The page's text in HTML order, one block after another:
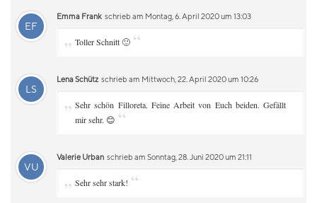
EF
Emma Frank schrieb am Montag, 6. April 2020 um 13:03
„ Toller Schnitt 🙂 “
LS
Lena Schütz schrieb am Mittwoch, 22. April 2020 um 10:26
„ Sehr schön Filloreta. Feine Arbeit von Euch beiden. Gefällt
mir sehr. 😊 “
VU
Valerie Urban schrieb am Sonntag, 28. Juni 2020 um 21:11
„ Sehr sehr stark! “